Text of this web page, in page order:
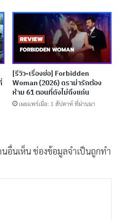
ในที่สุดก็ต้องกลับไปอีกครั้ง
ชูเกนเป็นตัวละครที่
ดยสิ้นเชิง เขาดูจริงจังและรู้สึก
ไปช่วยเหล่า Asaemon ที่ติด
กทีมของเขาและอยู่กับเมอิ
พวกเขาต้องเผชิญหน้ากับอา
ายโทมะ (Tōma)พากย์เสียง
[รีวิว-เรื่องย่อ] Forbidden
Woman (2026) ดราม่ารักต้อง
ห้าม 61 ตอนที่ดังไม่ถึงแก่น
เผยแพร่เมื่อ: 1 สัปดาห์ ที่ผ่านมา
อื่นเห็นช่องข้อมูลจำเป็นถูกทำ